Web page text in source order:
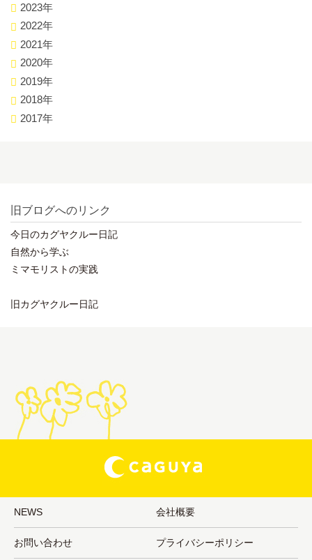
2023年
2022年
2021年
2020年
2019年
2018年
2017年
旧ブログへのリンク
今日のカグヤクルー日記
自然から学ぶ
ミマモリストの実践
旧カグヤクルー日記
NEWS 会社概要
お問い合わせ プライバシーポリシー